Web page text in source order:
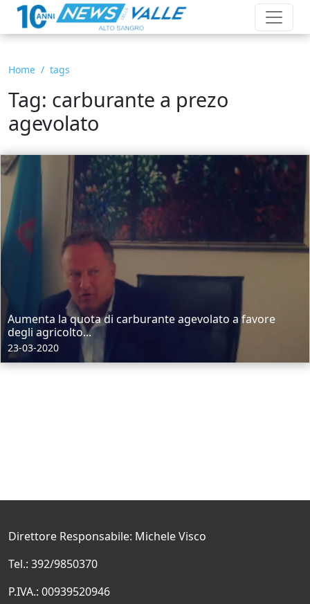
Home tags
Tag: carburante a prezo
agevolato
Aumenta la quota di carburante agevolato a favore
degli agricolto...
23-03-2020
Direttore Responsabile: Michele Visco
Tel.: 392/9850370
P.IVA.: 00939520946